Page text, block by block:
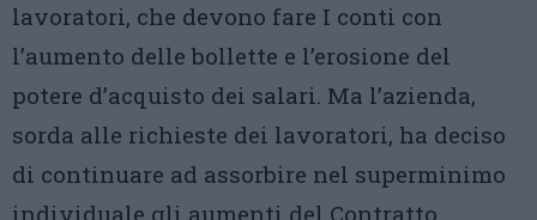
lavoratori, che devono fare I conti con
l’aumento delle bollette e l’erosione del
potere d’acquisto dei salari. Ma l’azienda,
sorda alle richieste dei lavoratori, ha deciso
di continuare ad assorbire nel superminimo
individuale gli aumenti del Contratto